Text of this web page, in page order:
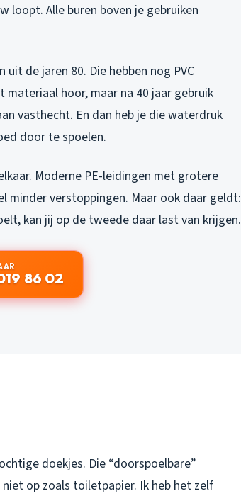
loopt. Alle buren boven je gebruiken
de jaren 80. Die hebben nog PVC
hoor, maar na 40 jaar gebruik
vasthecht. En dan heb je die waterdruk
door te spoelen.
Moderne PE-leidingen met grotere
minder verstoppingen. Maar ook daar geldt:
kan jij op de tweede daar last van krijgen.
86 02
doekjes. Die “doorspoelbare”
op zoals toiletpapier. Ik heb het zelf